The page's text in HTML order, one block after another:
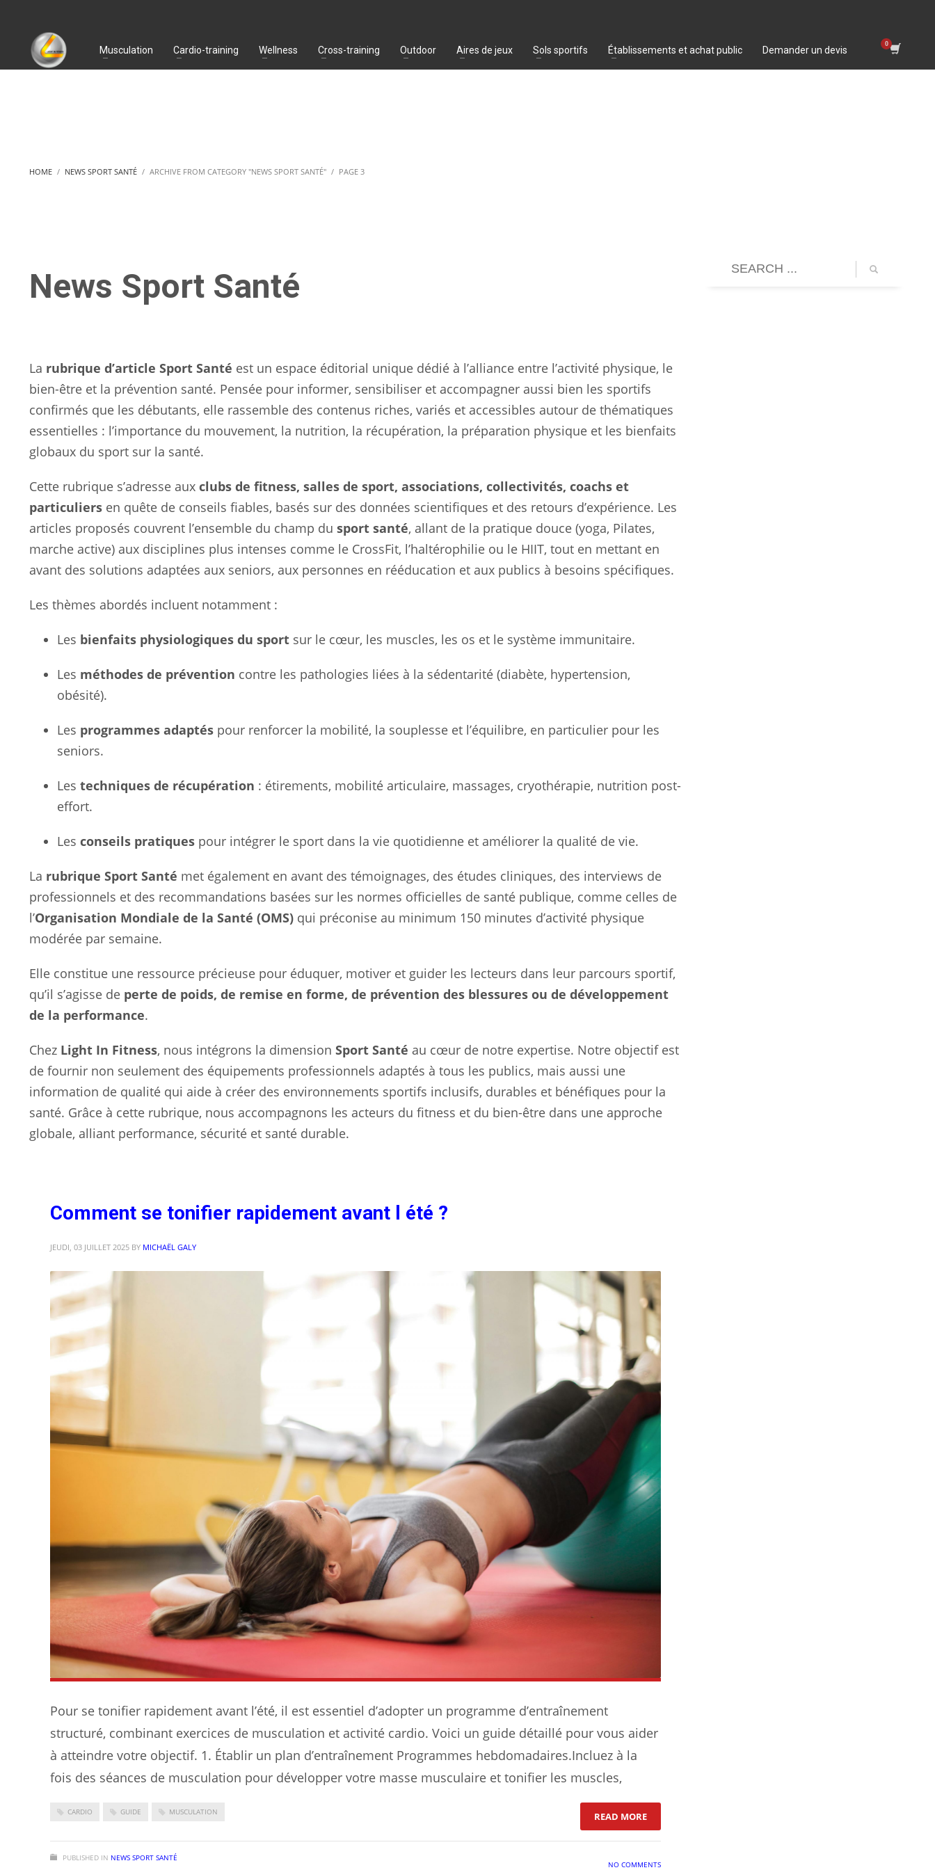
Musculation Cardio-training Wellness Cross-training Outdoor Aires de jeux Sols sportifs Établissements et achat public Demander un devis
HOME NEWS SPORT SANTÉ ARCHIVE FROM CATEGORY "NEWS SPORT SANTÉ" PAGE 3
News Sport Santé
La rubrique d’article Sport Santé est un espace éditorial unique dédié à l’alliance entre l’activité physique, le
bien-être et la prévention santé. Pensée pour informer, sensibiliser et accompagner aussi bien les sportifs
confirmés que les débutants, elle rassemble des contenus riches, variés et accessibles autour de thématiques
essentielles : l’importance du mouvement, la nutrition, la récupération, la préparation physique et les bienfaits
globaux du sport sur la santé.
Cette rubrique s’adresse aux clubs de fitness, salles de sport, associations, collectivités, coachs et
particuliers en quête de conseils fiables, basés sur des données scientifiques et des retours d’expérience. Les
articles proposés couvrent l’ensemble du champ du sport santé, allant de la pratique douce (yoga, Pilates,
marche active) aux disciplines plus intenses comme le CrossFit, l’haltérophilie ou le HIIT, tout en mettant en
avant des solutions adaptées aux seniors, aux personnes en rééducation et aux publics à besoins spécifiques.
Les thèmes abordés incluent notamment :
Les bienfaits physiologiques du sport sur le cœur, les muscles, les os et le système immunitaire.
Les méthodes de prévention contre les pathologies liées à la sédentarité (diabète, hypertension,
obésité).
Les programmes adaptés pour renforcer la mobilité, la souplesse et l’équilibre, en particulier pour les
seniors.
Les techniques de récupération : étirements, mobilité articulaire, massages, cryothérapie, nutrition post-
effort.
Les conseils pratiques pour intégrer le sport dans la vie quotidienne et améliorer la qualité de vie.
La rubrique Sport Santé met également en avant des témoignages, des études cliniques, des interviews de
professionnels et des recommandations basées sur les normes officielles de santé publique, comme celles de
l’Organisation Mondiale de la Santé (OMS) qui préconise au minimum 150 minutes d’activité physique
modérée par semaine.
Elle constitue une ressource précieuse pour éduquer, motiver et guider les lecteurs dans leur parcours sportif,
qu’il s’agisse de perte de poids, de remise en forme, de prévention des blessures ou de développement
de la performance.
Chez Light In Fitness, nous intégrons la dimension Sport Santé au cœur de notre expertise. Notre objectif est
de fournir non seulement des équipements professionnels adaptés à tous les publics, mais aussi une
information de qualité qui aide à créer des environnements sportifs inclusifs, durables et bénéfiques pour la
santé. Grâce à cette rubrique, nous accompagnons les acteurs du fitness et du bien-être dans une approche
globale, alliant performance, sécurité et santé durable.
Comment se tonifier rapidement avant l été ?
JEUDI, 03 JUILLET 2025 BY MICHAËL GALY
Pour se tonifier rapidement avant l’été, il est essentiel d’adopter un programme d’entraînement
structuré, combinant exercices de musculation et activité cardio. Voici un guide détaillé pour vous aider
à atteindre votre objectif. 1. Établir un plan d’entraînement Programmes hebdomadaires.Incluez à la
fois des séances de musculation pour développer votre masse musculaire et tonifier les muscles,
CARDIO GUIDE MUSCULATION READ MORE: COMMENT SE TONIFIER RAPIDEMENT AVANT L ÉTÉ ?
PUBLISHED IN NEWS SPORT SANTÉ
NO COMMENTS